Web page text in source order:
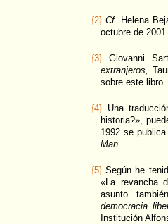
{2} Cf. Helena
octubre de 2001.
{3} Giovanni
extranjeros,
sobre este
{4} Una
historia?»,
1992 se
Man.
{5} Según he
«La revancha
asunto
democracia
Institución